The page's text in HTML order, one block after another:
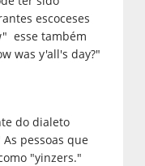
escoceses
esse também
was y'all's day?"
do dialeto
pessoas que
"yinzers."